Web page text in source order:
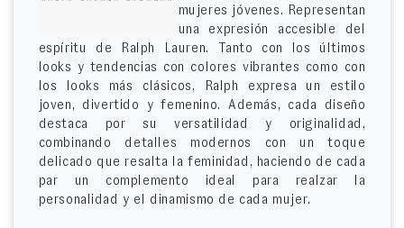
mujeres jóvenes. Representan
una expresión accesible del
espíritu de Ralph Lauren. Tanto con los últimos
looks y tendencias con colores vibrantes como con
los looks más clásicos, Ralph expresa un estilo
joven, divertido y femenino. Además, cada diseño
destaca por su versatilidad y originalidad,
combinando detalles modernos con un toque
delicado que resalta la feminidad, haciendo de cada
par un complemento ideal para realzar la
personalidad y el dinamismo de cada mujer.